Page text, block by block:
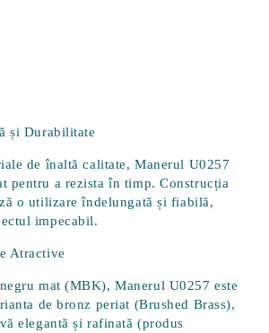
și Durabilitate
de înaltă calitate, Manerul U0257
pentru a rezista în timp. Construcția
o utilizare îndelungată și fiabilă,
impecabil.
Atractive
mat (MBK), Manerul U0257 este
debronz periat (Brushed Brass),
elegantă și rafinată (produs